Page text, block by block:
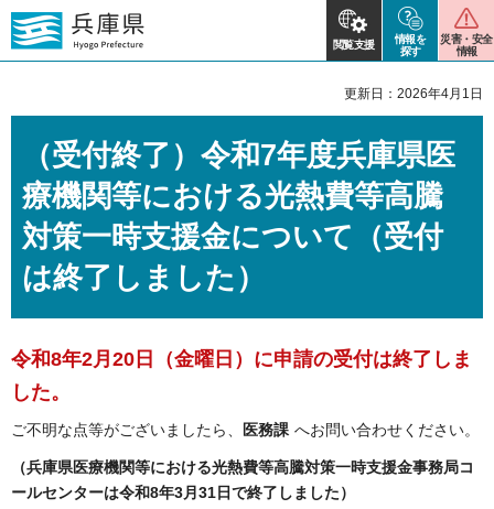
閲覧支援
情報を
探す
災害・安全
情報
更新日：2026年4月1日
（受付終了）令和7年度兵庫県医
療機関等における光熱費等高騰
対策一時支援金について（受付
は終了しました）
令和8年2月20日（金曜日）に申請の受付は終了しま
した。
ご不明な点等がございましたら、 医務課 へお問い合わせください。
（兵庫県医療機関等における光熱費等高騰対策一時支援金事務局コ
ールセンターは令和8年3月31日で終了しました）